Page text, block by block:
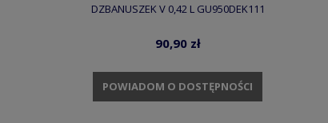
DZBANUSZEK V 0,42 L GU950DEK111
90,90 zł
POWIADOM O DOSTĘPNOŚCI